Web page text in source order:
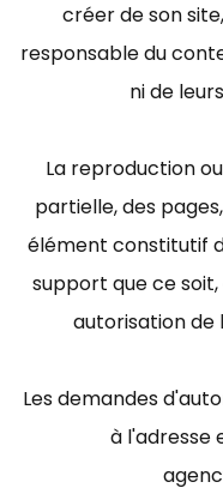
créer de son
responsable du
ni de
La reproduction
partielle, des
élément constitutif
support que ce
autorisation de
Les demandes
à l'adresse